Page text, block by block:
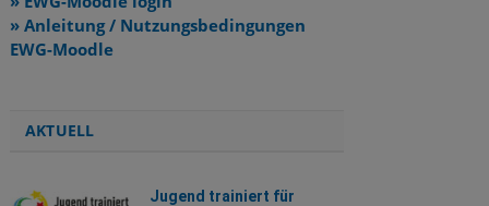
» Anleitung / Nutzungsbedingungen
EWG-Moodle
AKTUELL
Jugend trainiert für